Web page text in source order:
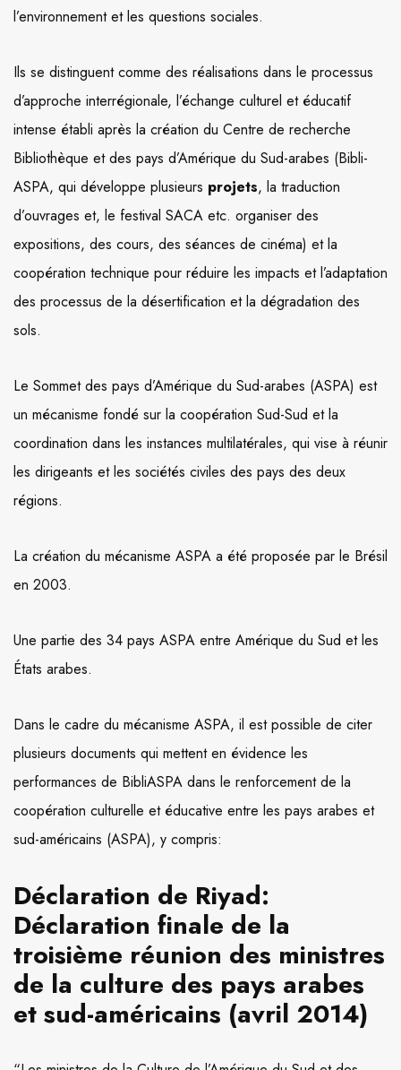
l’environnement et les questions sociales.
Ils se distinguent comme des réalisations dans le processus
d’approche interrégionale, l’échange culturel et éducatif
intense établi après la création du Centre de recherche
Bibliothèque et des pays d’Amérique du Sud-arabes (Bibli-
ASPA, qui développe plusieurs projets, la traduction
d’ouvrages et, le festival SACA etc. organiser des
expositions, des cours, des séances de cinéma) et la
coopération technique pour réduire les impacts et l’adaptation
des processus de la désertification et la dégradation des
sols.
Le Sommet des pays d’Amérique du Sud-arabes (ASPA) est
un mécanisme fondé sur la coopération Sud-Sud et la
coordination dans les instances multilatérales, qui vise à réunir
les dirigeants et les sociétés civiles des pays des deux
régions.
La création du mécanisme ASPA a été proposée par le Brésil
en 2003.
Une partie des 34 pays ASPA entre Amérique du Sud et les
États arabes.
Dans le cadre du mécanisme ASPA, il est possible de citer
plusieurs documents qui mettent en évidence les
performances de BibliASPA dans le renforcement de la
coopération culturelle et éducative entre les pays arabes et
sud-américains (ASPA), y compris:
Déclaration de Riyad:
Déclaration finale de la
troisième réunion des ministres
de la culture des pays arabes
et sud-américains (avril 2014)